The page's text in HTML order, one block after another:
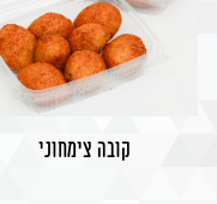
קובה צימחוני